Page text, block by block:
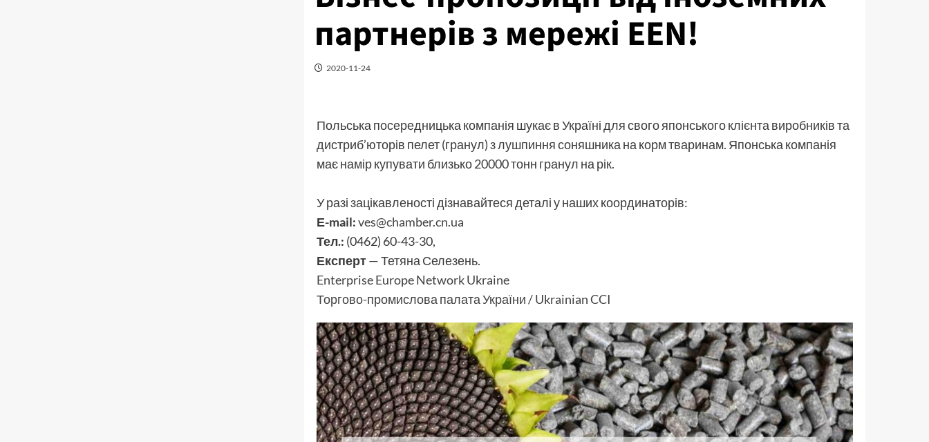
партнерів з мережі EEN!
2020-11-24
Польська посередницька компанія шукає в Україні для свого японського клієнта виробників та
дистриб’юторів пелет (гранул) з лушпиння соняшника на корм тваринам. Японська компанія
має намір купувати близько 20000 тонн гранул на рік.
У разі зацікавленості дізнавайтеся деталі у наших координаторів:
Е-mail:ves@chamber.cn.ua
Тел.: (0462) 60-43-30,
Експерт— Тетяна Селезень.
Enterprise Europe Network Ukraine
Торгово-промислова палата України / Ukrainian CCI